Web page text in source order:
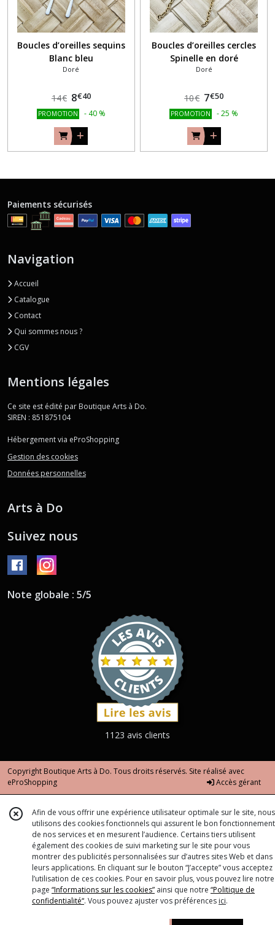
Boucles d’oreilles sequins
Blanc bleu
Doré
14€ 8€40
PROMOTION - 40 %
Boucles d’oreilles cercles
Spinelle en doré
Doré
10€ 7€50
PROMOTION -25 %
Paiements sécurisés
Navigation
Accueil
Catalogue
Contact
Qui sommes nous ?
CGV
Mentions légales
Ce site est édité par Boutique Arts à Do.
SIREN : 851875104
Hébergement via eProShopping
Gestion des cookies
Données personnelles
Arts à Do
Suivez nous
Note globale : 5/5
1123 avis clients
Copyright Boutique Arts à Do. Tous droits réservés. Site réalisé avec
eProShopping
Accès gérant
Afin de vous offrir une expérience utilisateur optimale sur le site, nous
utilisons des cookies fonctionnels qui assurent le bon fonctionnement
de nos services et en mesurent l’audience. Certains tiers utilisent
également des cookies de suivi marketing sur le site pour vous
montrer des publicités personnalisées sur d’autres sites Web et dans
leurs applications. En cliquant sur le bouton “J’accepte” vous acceptez
l’utilisation de ces cookies. Pour en savoir plus, vous pouvez lire notre
page “Informations sur les cookies” ainsi que notre “Politique de
confidentialité“. Vous pouvez ajuster vos préférences ici.